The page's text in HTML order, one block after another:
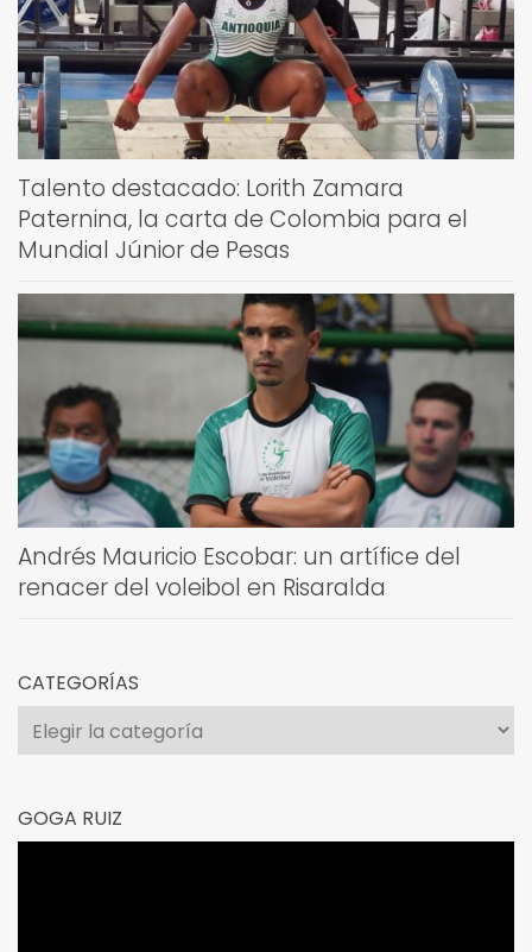
Talento destacado: Lorith Zamara
Paternina, la carta de Colombia para el
Mundial Júnior de Pesas
Andrés Mauricio Escobar: un artífice del
renacer del voleibol en Risaralda
CATEGORÍAS
Categorías
GOGA RUIZ